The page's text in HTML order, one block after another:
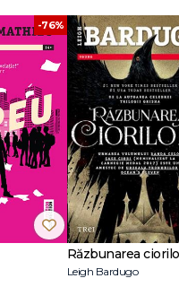
-76%
Leigh Bardugo